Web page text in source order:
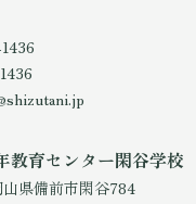
教育センター閑谷学校
県備前市閑谷784